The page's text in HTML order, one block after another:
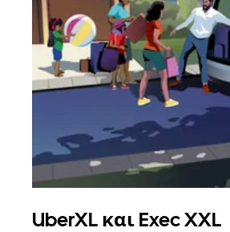
UberXL και Exec XXL